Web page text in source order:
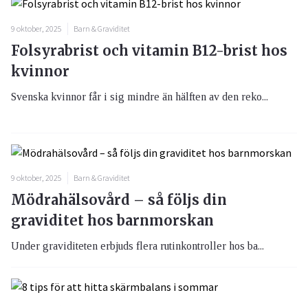
9 oktober, 2025 Barn & Graviditet
Folsyrabrist och vitamin B12-brist hos
kvinnor
Svenska kvinnor får i sig mindre än hälften av den reko...
9 oktober, 2025 Barn & Graviditet
Mödrahälsovård – så följs din
graviditet hos barnmorskan
Under graviditeten erbjuds flera rutinkontroller hos ba...